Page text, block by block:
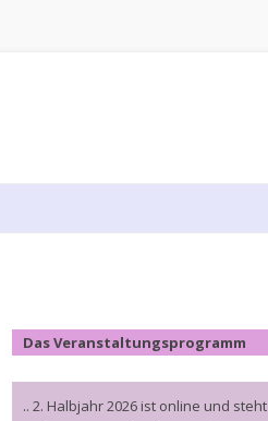
Das Veranstaltungsprogramm
.. 2. Halbjahr 2026 ist online und steht